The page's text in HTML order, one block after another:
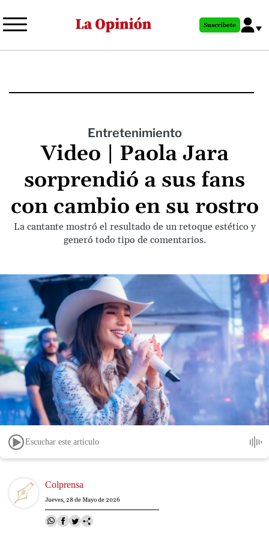
al
principal
Suscríbete
Entretenimiento
Video | Paola Jara
sorprendió a sus fans
con cambio en su rostro
La cantante mostró el resultado de un retoque estético y
generó todo tipo de comentarios.
Escuchar este artículo
Image Colprensa
Jueves, 28 de Mayo de 2026